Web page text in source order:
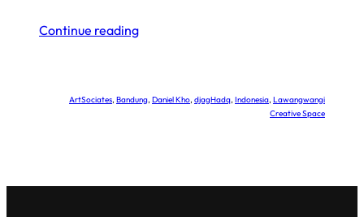
Continue reading
ArtSociates, Bandung, Daniel Kho, djagHadq, Indonesia, Lawangwangi
Creative Space